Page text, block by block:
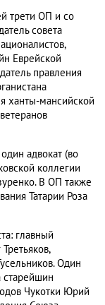
трети ОП и со
совета
Еврейской
правления
ханты-мансийской
адвокат (во
коллегии
В ОП также
Татарии Роза
главный
Один
старейшин
Чукотки Юрий